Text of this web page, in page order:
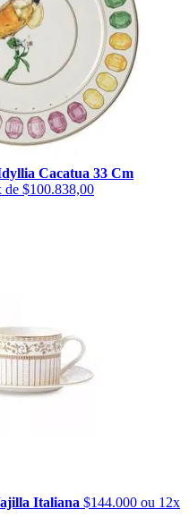
Cacatua 33 Cm
de $100.838,00
Italiana $144.000 ou 12x